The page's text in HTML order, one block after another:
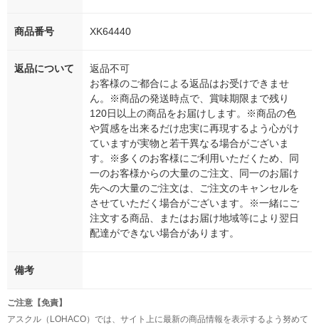
商品番号 XK64440
返品について
返品不可
お客様のご都合による返品はお受けできませ
ん。※商品の発送時点で、賞味期限まで残り
120日以上の商品をお届けします。※商品の色
や質感を出来るだけ忠実に再現するよう心がけ
ていますが実物と若干異なる場合がございま
す。※多くのお客様にご利用いただくため、同
一のお客様からの大量のご注文、同一のお届け
先への大量のご注文は、ご注文のキャンセルを
させていただく場合がございます。※一緒にご
注文する商品、またはお届け地域等により翌日
配達ができない場合があります。
備考
ご注意【免責】
アスクル（LOHACO）では、サイト上に最新の商品情報を表示するよう努めて